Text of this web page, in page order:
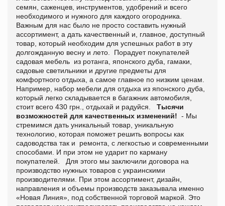
семян, саженцев, инструментов, удобрений и всего
необходимого и нужного для каждого огородника.
Важным для нас было не просто составить нужный
ассортимент, а дать качественный и, главное, доступный
товар, который необходим для успешных работ в эту
долгожданную весну и лето. Порадует покупателей
садовая мебель из ротанга, японского дуба, гамаки,
садовые светильники и другие предметы для
комфортного отдыха, а самое главное по низким ценам.
Например, набор мебели для отдыха из японского дуба,
который легко складывается в багажник автомобиля,
стоит всего 430 грн., отдыхай и радуйся. Тысячи
возможностей для качественных изменений! - Мы
стремимся дать уникальный товар, уникальную
технологию, которая поможет решить вопросы как
садоводства так и ремонта, с легкостью и современными
способами. И при этом не ударит по карману
покупателей. Для этого мы заключили договора на
производство нужных товаров с украинскими
производителями. При этом ассортимент, дизайн,
направления и объемы производств заказывала именно
«Новая Линия», под собственной торговой маркой. Это